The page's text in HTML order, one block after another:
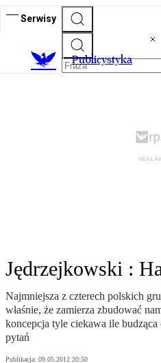
Serwisy
Publicystyka
Jędrzejkowski :
Najmniejsza z czterech polskich
właśnie, że zamierza zbudować
koncepcja tyle ciekawa ile
pytań
Publikacja: 09.05.2012 20:50